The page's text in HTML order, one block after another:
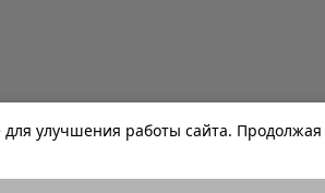
улучшения работы сайта.